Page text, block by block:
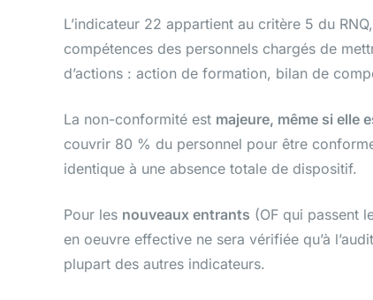
L’indicateur 22 appartient au critère 5 du
compétences des personnels chargés de
d’actions : action de formation, bilan de
La non-conformité est majeure, même si elle
couvrir 80 % du personnel pour être
identique à une absence totale de dispositif.
Pour les nouveaux entrants (OF qui passent
en oeuvre effective ne sera vérifiée qu’à
plupart des autres indicateurs.